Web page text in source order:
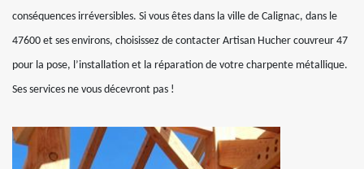
conséquences irréversibles. Si vous êtes dans la ville de Calignac, dans le
47600 et ses environs, choisissez de contacter Artisan Hucher couvreur 47
pour la pose, l’installation et la réparation de votre charpente métallique.
Ses services ne vous décevront pas !